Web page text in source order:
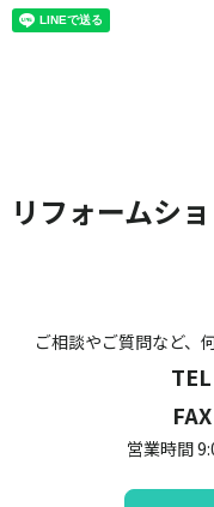
リフォームシ
ご相談やご質問など、
TEL
営業時間